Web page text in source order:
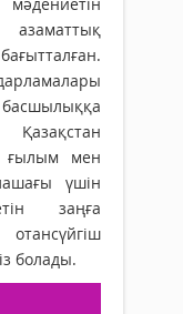
азаматтық
ғылым мен
үшін
заңға
болады.